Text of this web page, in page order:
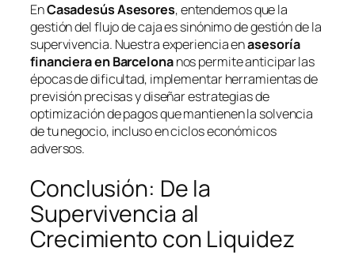
EnCasadesús Asesores, entendemos que la
gestión del flujo de caja es sinónimo de gestión de la
supervivencia. Nuestra experiencia enasesoría
financiera en Barcelonanos permite anticipar las
épocas de dificultad, implementar herramientas de
previsión precisas y diseñar estrategias de
optimización de pagos que mantienen la solvencia
de tu negocio, incluso en ciclos económicos
adversos.
Conclusión: De la
Supervivencia al
Crecimiento con Liquidez